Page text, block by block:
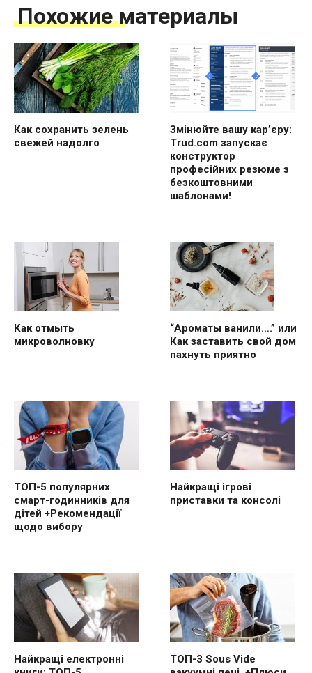
Похожие материалы
Как сохранить зелень
свежей надолго
Змінюйте вашу кар’єру:
Trud.com запускає
конструктор
професійних резюме з
безкоштовними
шаблонами!
Как отмыть
микроволновку
“Ароматы ванили….” или
Как заставить свой дом
пахнуть приятно
ТОП-5 популярних
смарт-годинників для
дітей +Рекомендації
щодо вибору
Найкращі ігрові
приставки та консолі
Найкращі електронні
ТОП-3 Sous Vide